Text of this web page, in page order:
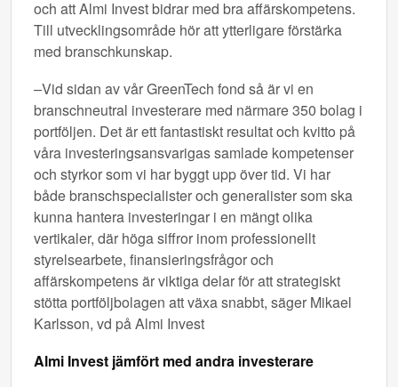
och att Almi Invest bidrar med bra affärskompetens.
Till utvecklingsområde hör att ytterligare förstärka
med branschkunskap.
–Vid sidan av vår GreenTech fond så är vi en
branschneutral investerare med närmare 350 bolag i
portföljen. Det är ett fantastiskt resultat och kvitto på
våra investeringsansvarigas samlade kompetenser
och styrkor som vi har byggt upp över tid. Vi har
både branschspecialister och generalister som ska
kunna hantera investeringar i en mängt olika
vertikaler, där höga siffror inom professionellt
styrelsearbete, finansieringsfrågor och
affärskompetens är viktiga delar för att strategiskt
stötta portföljbolagen att växa snabbt, säger Mikael
Karlsson, vd på Almi Invest
Almi Invest jämfört med andra investerare